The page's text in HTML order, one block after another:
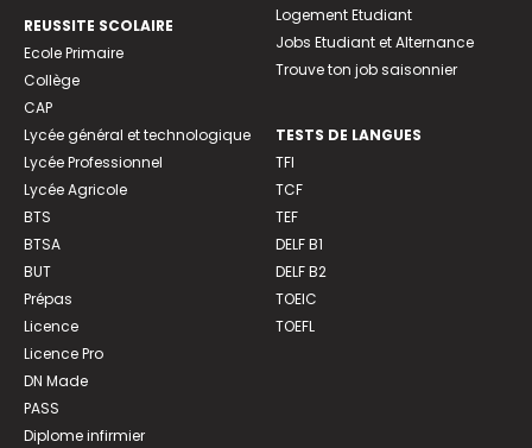
REUSSITE SCOLAIRE
Ecole Primaire
Collège
CAP
Lycée général et technologique
Lycée Professionnel
Lycée Agricole
BTS
BTSA
BUT
Prépas
Licence
Licence Pro
DN Made
PASS
Diplome infirmier
Logement Etudiant
Jobs Etudiant et Alternance
Trouve ton job saisonnier
TESTS DE LANGUES
TFI
TCF
TEF
DELF B1
DELF B2
TOEIC
TOEFL